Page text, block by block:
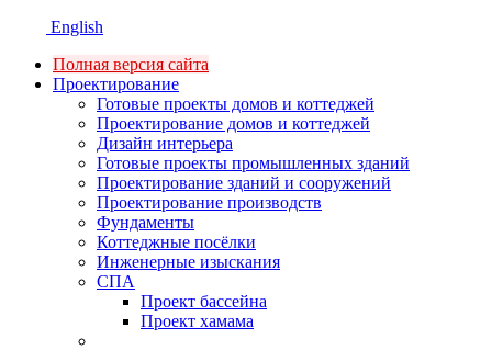
English
Полная версия сайта
Проектирование
Готовые проекты домов и коттеджей
Проектирование домов и коттеджей
Дизайн интерьера
Готовые проекты промышленных зданий
Проектирование зданий и сооружений
Проектирование производств
Фундаменты
Коттеджные посёлки
Инженерные изыскания
СПА
Проект бассейна
Проект хамама